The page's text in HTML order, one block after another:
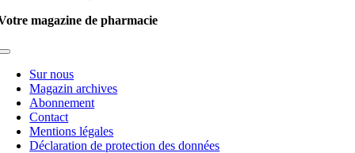
magazine de pharmacie
Toggle
NavigationSur nous
Magazin archives
Abonnement
Contact
Mentions légales
Déclaration de protection des données